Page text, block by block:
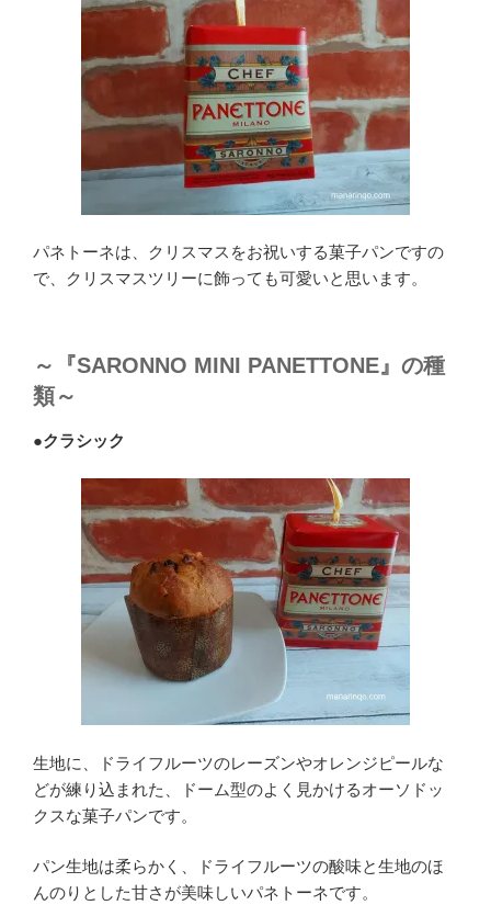
パネトーネは、クリスマスをお祝いする菓子パンですの
で、クリスマスツリーに飾っても可愛いと思います。
～『SARONNO MINI PANETTONE』の種
類～
●クラシック
生地に、ドライフルーツのレーズンやオレンジピールな
どが練り込まれた、ドーム型のよく見かけるオーソドッ
クスな菓子パンです。
パン生地は柔らかく、ドライフルーツの酸味と生地のほ
んのりとした甘さが美味しいパネトーネです。